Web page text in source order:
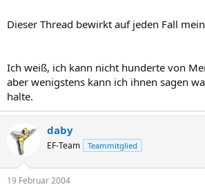
Dieser Thread bewirkt auf jeden Fall
Ich weiß, ich kann nicht hunderte von
aber wenigstens kann ich ihnen sagen
halte.
daby
EF-Team Teammitglied
19 Februar 2004